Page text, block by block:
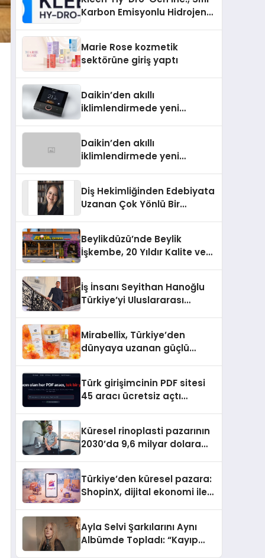
Karbon Emisyonlu Hidrojen
Aldı
Marie Rose kozmetik
sektörüne giriş yaptı
Daikin’den akıllı
iklimlendirmede yeni
Daikin’den akıllı
iklimlendirmede yeni
Diş Hekimliğinden Edebiyata
Uzanan Çok Yönlü Bir
Beylikdüzü’nde Beylik
İşkembe, 20 Yıldır Kalite ve
İş İnsanı Seyithan Hanoğlu
Türkiye’yi Uluslararası
Mirabellix, Türkiye’den
dünyaya uzanan güçlü
Türk girişimcinin PDF sitesi
45 aracı ücretsiz açtı
Küresel rinoplasti pazarının
2030’da 9,6 milyar dolara
Türkiye’den küresel pazara:
ShopinX, dijital ekonomi ile
Ayla Selvi Şarkılarını Aynı
Albümde Topladı: “Kayıp